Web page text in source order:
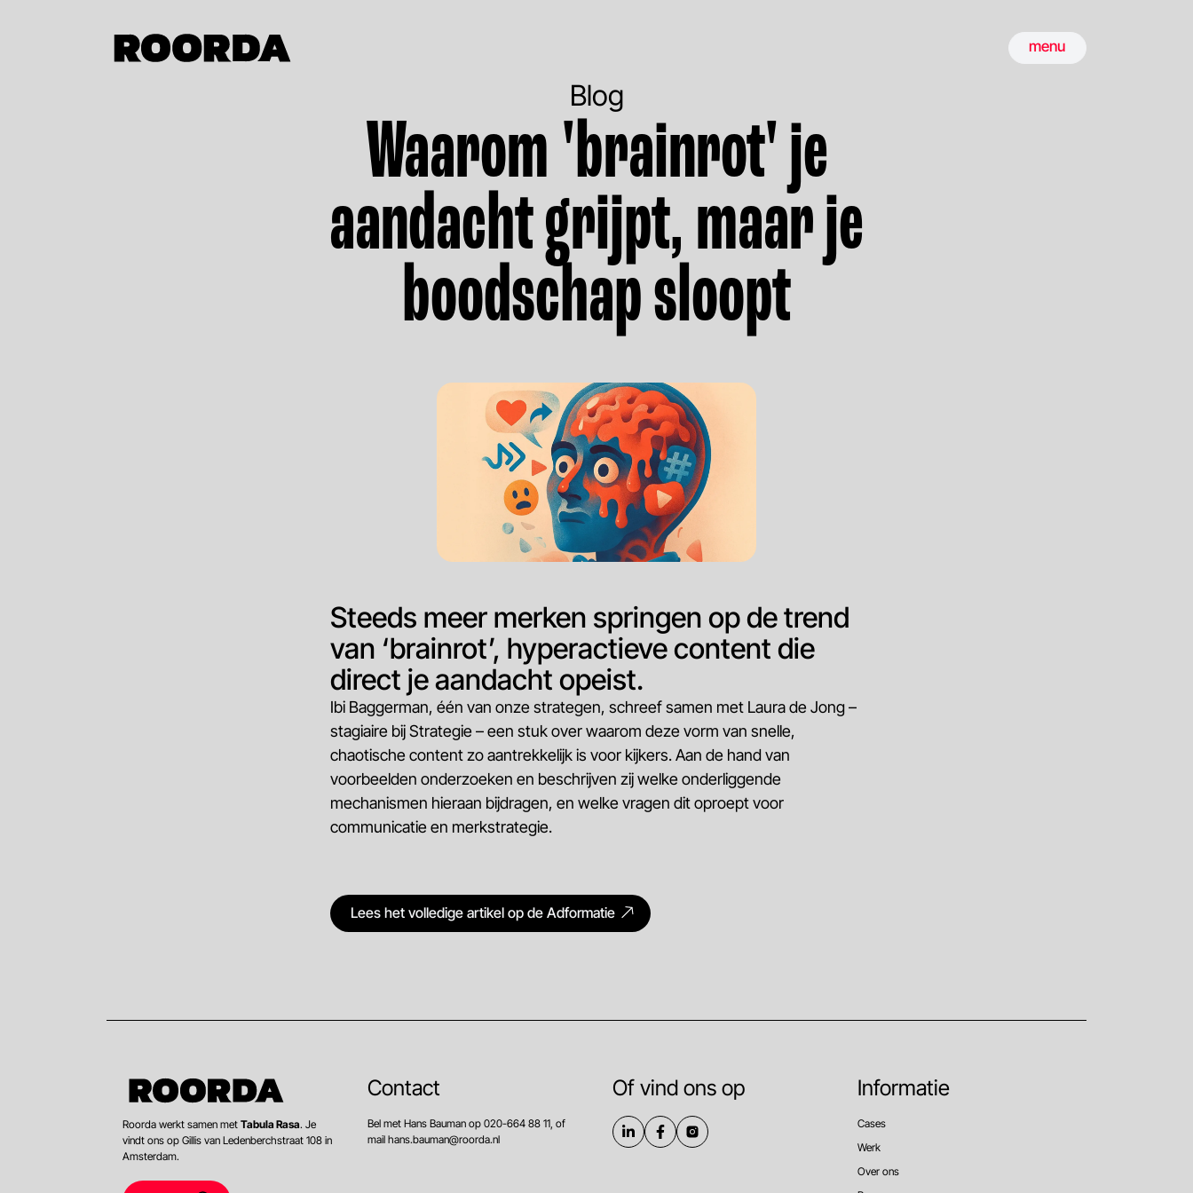
Blog
Waarom 'brainrot' je
aandacht grijpt, maar je
boodschap sloopt
Steeds meer merken springen op de trend
van ‘brainrot’, hyperactieve content die
direct je aandacht opeist.
Ibi Baggerman, één van onze strategen, schreef samen met Laura de Jong –
stagiaire bij Strategie – een stuk over waarom deze vorm van snelle,
chaotische content zo aantrekkelijk is voor kijkers. Aan de hand van
voorbeelden onderzoeken en beschrijven zij welke onderliggende
mechanismen hieraan bijdragen, en welke vragen dit oproept voor
communicatie en merkstrategie.
Lees het volledige artikel op de Adformatie
menu
Roorda werkt samen met Tabula Rasa. Je
vindt ons op Gillis van Ledenberchstraat 108 in
Amsterdam.
Contact
Bel met Hans Bauman op 020-664 88 11, of
mail hans.bauman@roorda.nl
Of vind ons op Informatie
Cases
Werk
Over ons